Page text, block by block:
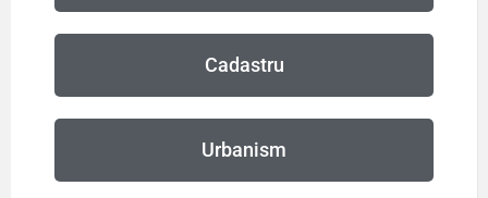
Cadastru
Urbanism